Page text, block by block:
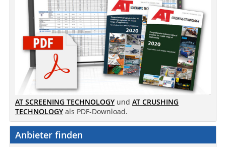
AT SCREENING TECHNOLOGY und AT CRUSHING
TECHNOLOGY als PDF-Download.
Anbieter finden